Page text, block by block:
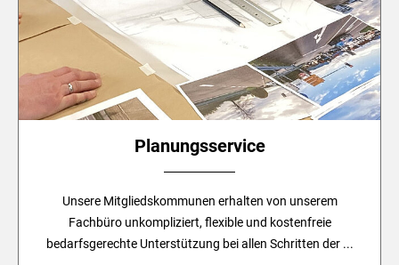
Planungsservice
Unsere Mitgliedskommunen erhalten von unserem
Fachbüro unkompliziert, flexible und kostenfreie
bedarfsgerechte Unterstützung bei allen Schritten der ...